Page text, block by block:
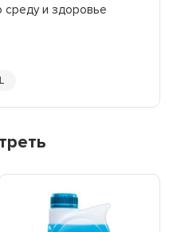
и здоровье